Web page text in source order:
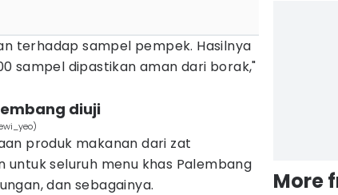
terhadap sampel pempek. Hasilnya
sampel dipastikan aman dari borak,"
diuji
produk makanan dari zat
untuk seluruh menu khas Palembang
dan sebagainya.
More